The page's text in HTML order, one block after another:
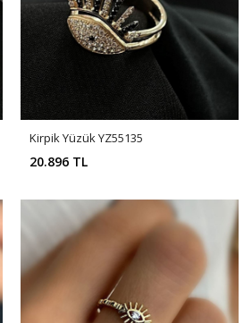
Kirpik Yüzük YZ55135
20.896 TL